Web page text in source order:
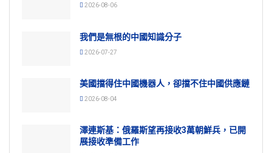
2026-08-06
我們是無根的中國知識分子
2026-07-27
美國擋得住中國機器人，卻擋不住中國供應鏈
2026-08-04
澤連斯基：俄羅斯望再接收3萬朝鮮兵，已開
展接收準備工作